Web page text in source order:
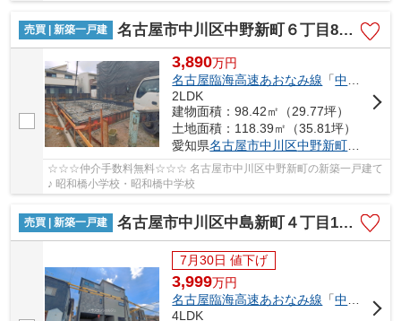
売買 | 新築一戸建 名古屋市中川区中野新町６丁目8-1【仲介手数料無料】新築一戸建て 2号棟
3,890万円
名古屋臨海高速あおなみ線 「中島
2LDK
建物面積：98.42㎡（29.77坪）
土地面積：118.39㎡（35.81坪）
愛知県名古屋市中川区中野新町６丁目8-
☆☆☆仲介手数料無料☆☆☆ 名古屋市中川区中野新町の新築一戸建て
♪ 昭和橋小学校・昭和橋中学校
売買 | 新築一戸建 名古屋市中川区中島新町４丁目1011【仲介手数料無料】新築一戸建て 1号棟
7月30日 値下げ
3,999万円
名古屋臨海高速あおなみ線 「中島
」駅
4LDK